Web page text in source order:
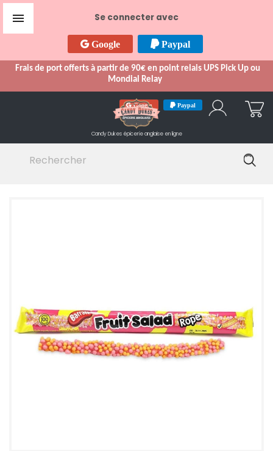
Se connecter avec
Google Paypal
Frais de port offerts à partir de 90€ en point relais UPS Pick Up ou
Mondial Relay

Google Paypal
Candy Dukes épicerie anglaise en ligne